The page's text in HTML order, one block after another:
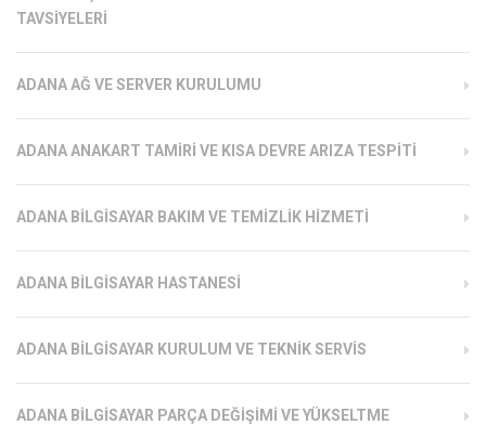
TAVSIYELERI
ADANA AĞ VE SERVER KURULUMU
ADANA ANAKART TAMIRI VE KISA DEVRE ARIZA TESPITI
ADANA BILGISAYAR BAKIM VE TEMIZLIK HIZMETI
ADANA BILGISAYAR HASTANESI
ADANA BILGISAYAR KURULUM VE TEKNIK SERVIS
ADANA BILGISAYAR PARÇA DEĞIŞIMI VE YÜKSELTME